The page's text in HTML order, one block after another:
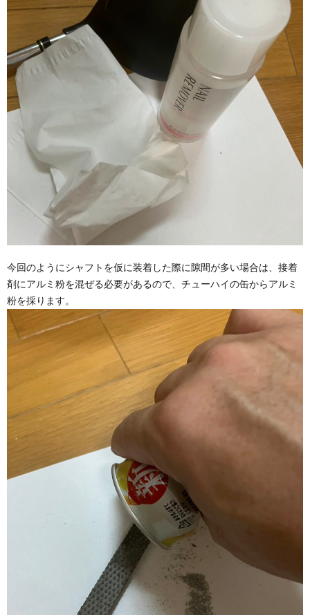
今回のようにシャフトを仮に装着した際に隙間が多い場合は、接着
剤にアルミ粉を混ぜる必要があるので、チューハイの缶からアルミ
粉を採ります。